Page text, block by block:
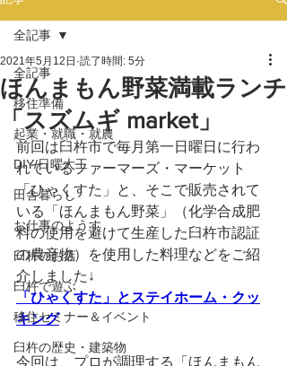
全記事
移住準備
起業・就職・就農
DIY/日曜大工
田舎暮らし
お仕事のようす
臼杵のお店
臼杵で遊ぶ
移住セミナー＆イベント
臼杵の歴史・建築物
全記事
ほんまもん野菜満載ランチ
「スズムギ market」
2021年5月12日 読了時間: 5分
前回は臼杵市で毎月第一日曜日に行わ
れているファーマーズ・マーケット
「ひゃくすた」と、そこで販売されて
いる「ほんまもん野菜」（化学合成肥
料の使用を避けて生産した臼杵市認証
の農産物）を使用した料理などをご紹
介しました↓
「ひゃくすた」とステイホーム・クッ
キング
今回は、プロが調理する「ほんまもん